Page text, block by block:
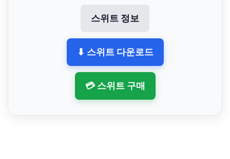
스위트 정보
⬇ 스위트 다운로드
💳 스위트 구매